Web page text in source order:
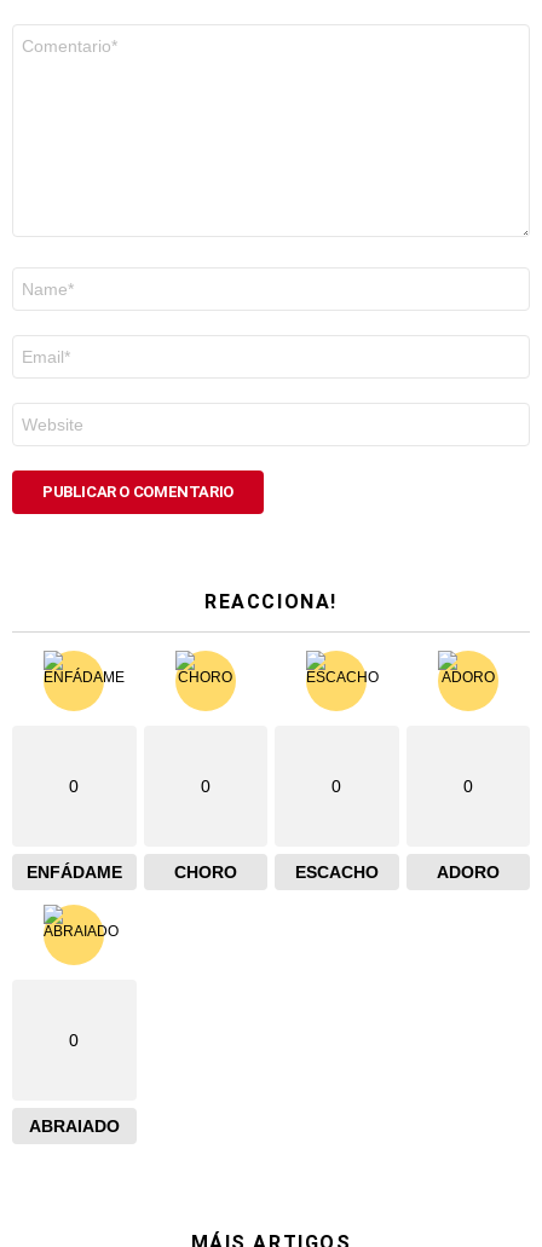
electrónico
*
REACCIONA!
0
ENFÁDAME
0
CHORO
0
ESCACHO
0
ADORO
0
ABRAIADO